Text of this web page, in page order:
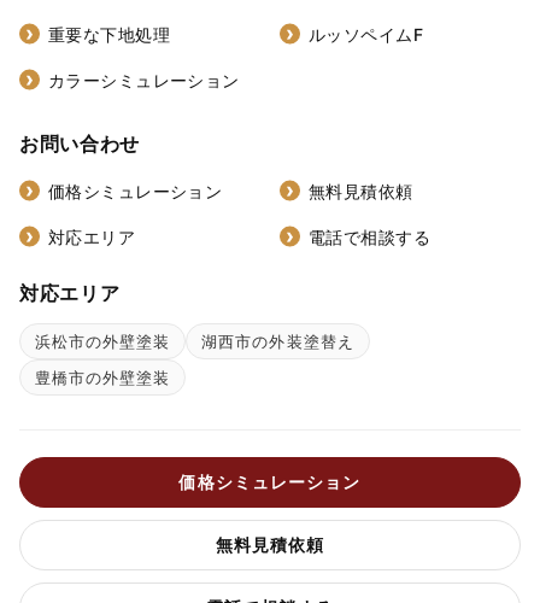
重要な下地処理 ルッソペイムF
カラーシミュレーション
お問い合わせ
価格シミュレーション 無料見積依頼
対応エリア 電話で相談する
対応エリア
浜松市の外壁塗装
湖西市の外装塗替え
豊橋市の外壁塗装
価格シミュレーション
無料見積依頼